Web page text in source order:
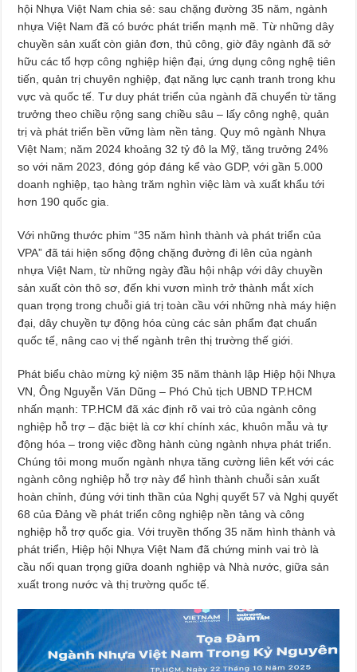
hội Nhựa Việt Nam chia sẻ: sau chặng đường 35 năm, ngành
nhựa Việt Nam đã có bước phát triển mạnh mẽ. Từ những dây
chuyền sản xuất còn giản đơn, thủ công, giờ đây ngành đã sở
hữu các tổ hợp công nghiệp hiện đại, ứng dụng công nghệ tiên
tiến, quản trị chuyên nghiệp, đạt năng lực cạnh tranh trong khu
vực và quốc tế. Tư duy phát triển của ngành đã chuyển từ tăng
trưởng theo chiều rộng sang chiều sâu – lấy công nghệ, quản
trị và phát triển bền vững làm nền tảng. Quy mô ngành Nhựa
Việt Nam; năm 2024 khoảng 32 tỷ đô la Mỹ, tăng trưởng 24%
so với năm 2023, đóng góp đáng kể vào GDP, với gần 5.000
doanh nghiệp, tạo hàng trăm nghìn việc làm và xuất khẩu tới
hơn 190 quốc gia.
Với những thước phim “35 năm hình thành và phát triển của
VPA” đã tái hiện sống động chặng đường đi lên của ngành
nhựa Việt Nam, từ những ngày đầu hội nhập với dây chuyền
sản xuất còn thô sơ, đến khi vươn mình trở thành mắt xích
quan trọng trong chuỗi giá trị toàn cầu với những nhà máy hiện
đại, dây chuyền tự động hóa cùng các sản phẩm đạt chuẩn
quốc tế, nâng cao vị thế ngành trên thị trường thế giới.
Phát biểu chào mừng kỷ niệm 35 năm thành lập Hiệp hội Nhựa
VN, Ông Nguyễn Văn Dũng – Phó Chủ tịch UBND TP.HCM
nhấn mạnh: TP.HCM đã xác định rõ vai trò của ngành công
nghiệp hỗ trợ – đặc biệt là cơ khí chính xác, khuôn mẫu và tự
động hóa – trong việc đồng hành cùng ngành nhựa phát triển.
Chúng tôi mong muốn ngành nhựa tăng cường liên kết với các
ngành công nghiệp hỗ trợ này để hình thành chuỗi sản xuất
hoàn chỉnh, đúng với tinh thần của Nghị quyết 57 và Nghị quyết
68 của Đảng về phát triển công nghiệp nền tảng và công
nghiệp hỗ trợ quốc gia. Với truyền thống 35 năm hình thành và
phát triển, Hiệp hội Nhựa Việt Nam đã chứng minh vai trò là
cầu nối quan trọng giữa doanh nghiệp và Nhà nước, giữa sản
xuất trong nước và thị trường quốc tế.